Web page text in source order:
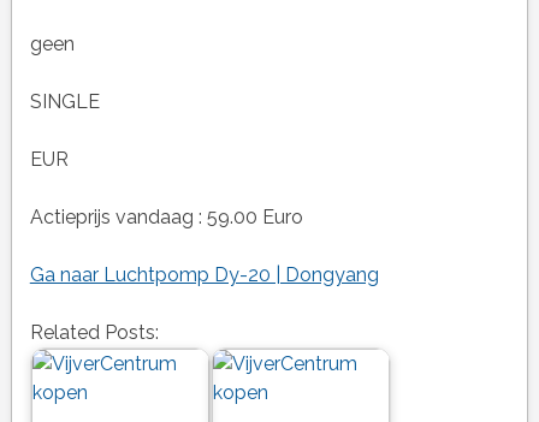
geen
SINGLE
EUR
Actieprijs vandaag : 59.00 Euro
Ga naar Luchtpomp Dy-20 | Dongyang
Related Posts: